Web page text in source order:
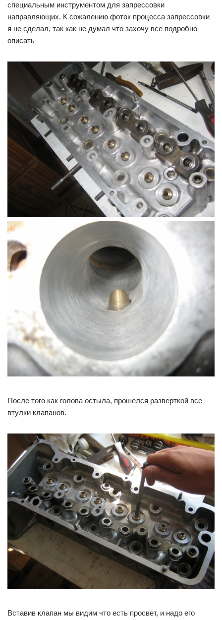
специальным инструментом для запрессовки
направляющих. К сожалению фоток процесса запрессовки
я не сделал, так как не думал что захочу все подробно
описать
После того как голова остыла, прошелся разверткой все
втулки клапанов.
Вставив клапан мы видим что есть просвет, и надо его